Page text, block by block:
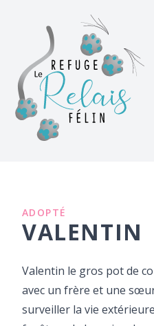
ADOPTÉ
VALENTIN
Valentin le gros pot de
avec un frère et une
surveiller la vie